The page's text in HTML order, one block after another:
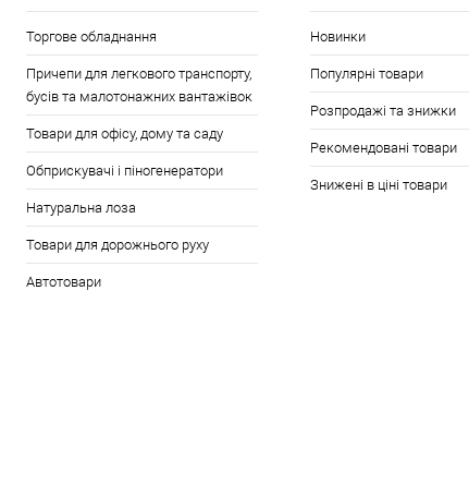
Торгове обладнання
Причепи для легкового транспорту,
бусів та малотонажних вантажівок
Товари для офісу, дому та саду
Обприскувачі і піногенератори
Натуральна лоза
Товари для дорожнього руху
Автотовари
Новинки
Популярні товари
Розпродажі та знижки
Рекомендовані товари
Знижені в ціні товари